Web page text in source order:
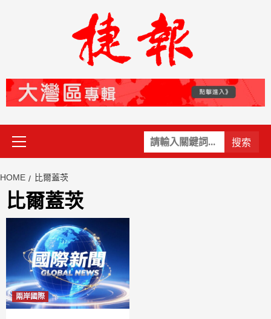
關
鍵
Primary
Menu
HOME 比爾蓋茨
比爾蓋茨
兩岸國際